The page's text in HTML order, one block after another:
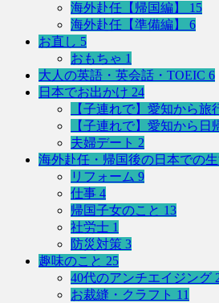
海外赴任【帰国編】 15
海外赴任【準備編】 6
お直し 5
おもちゃ 1
大人の英語・英会話・TOEIC 6
日本でお出かけ 24
【子連れで】愛知から旅
【子連れで】愛知から日
夫婦デート 2
海外赴任・帰国後の日本での
リフォーム 9
仕事 4
帰国子女のこと 13
社労士 1
防災対策 3
趣味のこと 25
40代のアンチエイジング
お裁縫・クラフト 11